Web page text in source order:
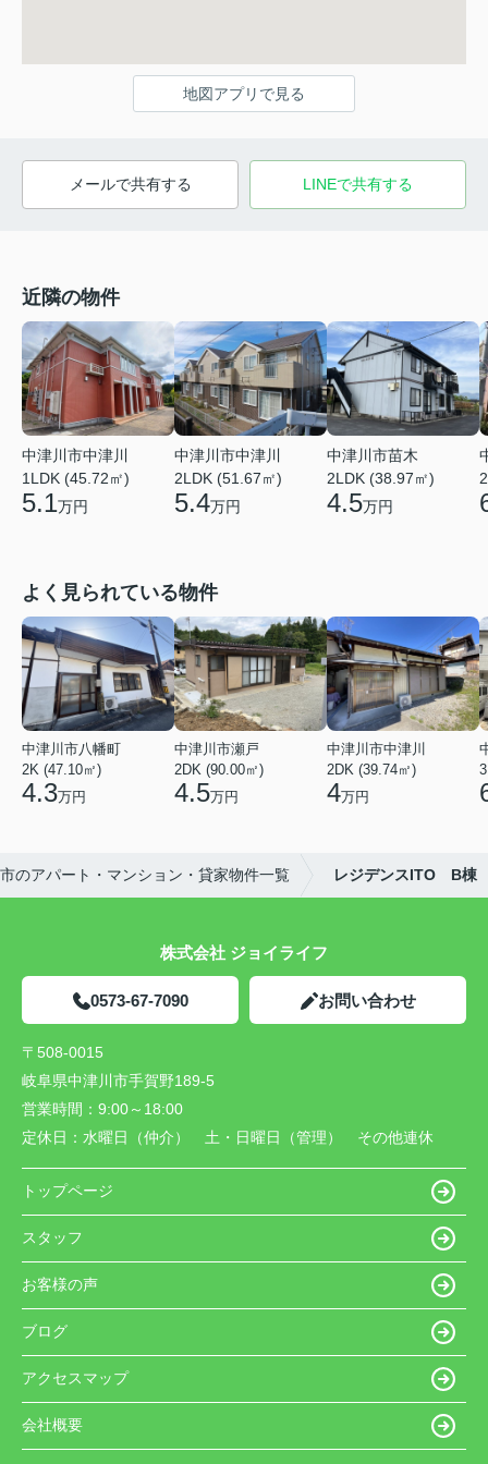
地図アプリで見る
メールで共有する LINEで共有する
近隣の物件
中津川市中津川
1LDK (45.72㎡)
5.1万円
中津川市中津川
2LDK (51.67㎡)
5.4万円
中津川市苗木
2LDK (38.97㎡)
4.5万円
よく見られている物件
中津川市八幡町
2K (47.10㎡)
4.3万円
中津川市瀬戸
2DK (90.00㎡)
4.5万円
中津川市中津川
2DK (39.74㎡)
4万円
のアパート・マンション・貸家物件一覧 レジデンスITO B棟
株式会社 ジョイライフ
0573-67-7090 お問い合わせ
〒508-0015
岐阜県中津川市手賀野189-5
営業時間： 9:00～18:00
定休日： 水曜日（仲介） 土・日曜日（管理） その他連休
トップページ
スタッフ
お客様の声
ブログ
アクセスマップ
会社概要